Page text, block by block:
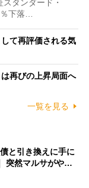
タンダード・
下落…
て再評価される気
再びの上昇局面へ
一覧を見る
と引き換えに手に
突然マルサがや…